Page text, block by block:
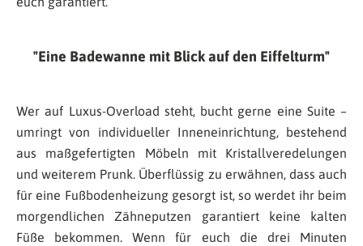
Eine Badewanne mit Blick auf den Eiffelturm
Wer auf Luxus-Overload steht, bucht gerne eine Suite –
umringt von individueller Inneneinrichtung, bestehend
aus maßgefertigten Möbeln mit Kristallveredelungen
und weiterem Prunk. Überflüssig zu erwähnen, dass auch
für eine Fußbodenheizung gesorgt ist, so werdet ihr beim
morgendlichen Zähneputzen garantiert keine kalten
Füße bekommen. Wenn für euch die drei Minuten